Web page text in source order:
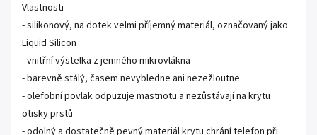
Vlastnosti
- silikonový, na dotek velmi příjemný materiál, označovaný jako
Liquid Silicon
- vnitřní výstelka z jemného mikrovlákna
- barevně stálý, časem nevybledne ani nezežloutne
- olefobní povlak odpuzuje mastnotu a nezůstávají na krytu
otisky prstů
- odolný a dostatečně pevný materiál krytu chrání telefon při